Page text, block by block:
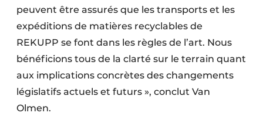
peuvent être assurés que les transports et les
expéditions de matières recyclables de
REKUPP se font dans les règles de l’art. Nous
bénéficions tous de la clarté sur le terrain quant
aux implications concrètes des changements
législatifs actuels et futurs », conclut Van
Olmen.